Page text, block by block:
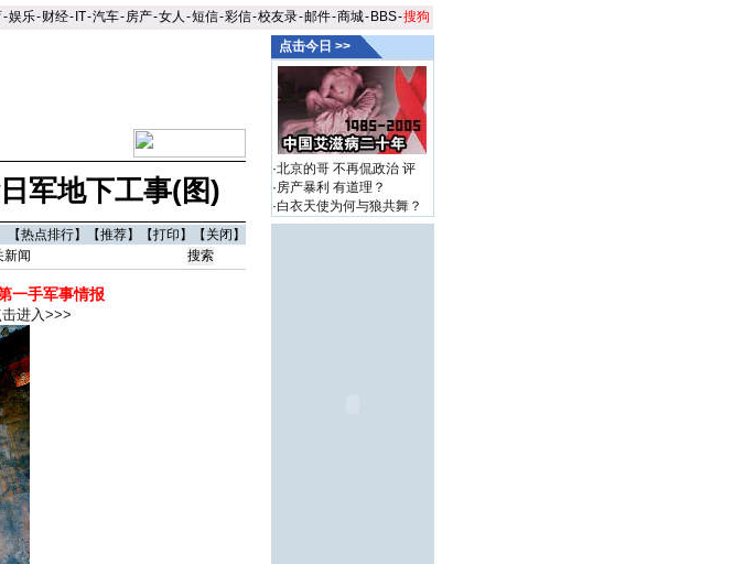
-娱乐-财经- IT-汽车-房产-女人 -短信-彩信-校友录-邮件-商城- BBS-搜狗
军地下工事(图)
【热点排行】【推荐】【打印 】【 关闭 】
新闻
一手军事情报
击进入>>>
点击今日 >>
·北京的哥 不再侃政治 评
·房产暴利 有道理？
·白衣天使为何与狼共舞？